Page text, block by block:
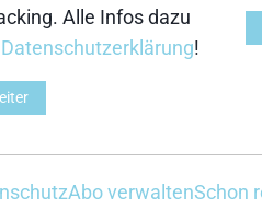
Alle Infos dazu
Datenschutzerklärung!
Abo verwaltenSchon